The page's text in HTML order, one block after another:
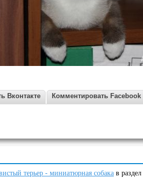
Вконтакте Комментировать Facebook
терьер - миниатюрная собака в раздел